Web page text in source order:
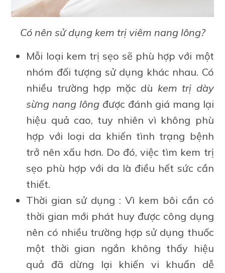
Có nên sử dụng kem trị viêm nang lông?
Mỗi loại kem trị sẹo sẽ phù hợp với một
nhóm đối tượng sử dụng khác nhau. Có
nhiều trường hợp mặc dù kem trị dày
sừng nang lông được đánh giá mang lại
hiệu quả cao, tuy nhiên vì không phù
hợp với loại da khiến tình trạng bệnh
trở nên xấu hơn. Do đó, việc tìm kem trị
sẹo phù hợp với da là điều hết sức cần
thiết.
Thời gian sử dụng : Vì kem bôi cần có
thời gian mới phát huy được công dụng
nên có nhiều trường hợp sử dụng thuốc
một thời gian ngắn không thấy hiệu
quả đã dừng lại khiến vi khuẩn dễ